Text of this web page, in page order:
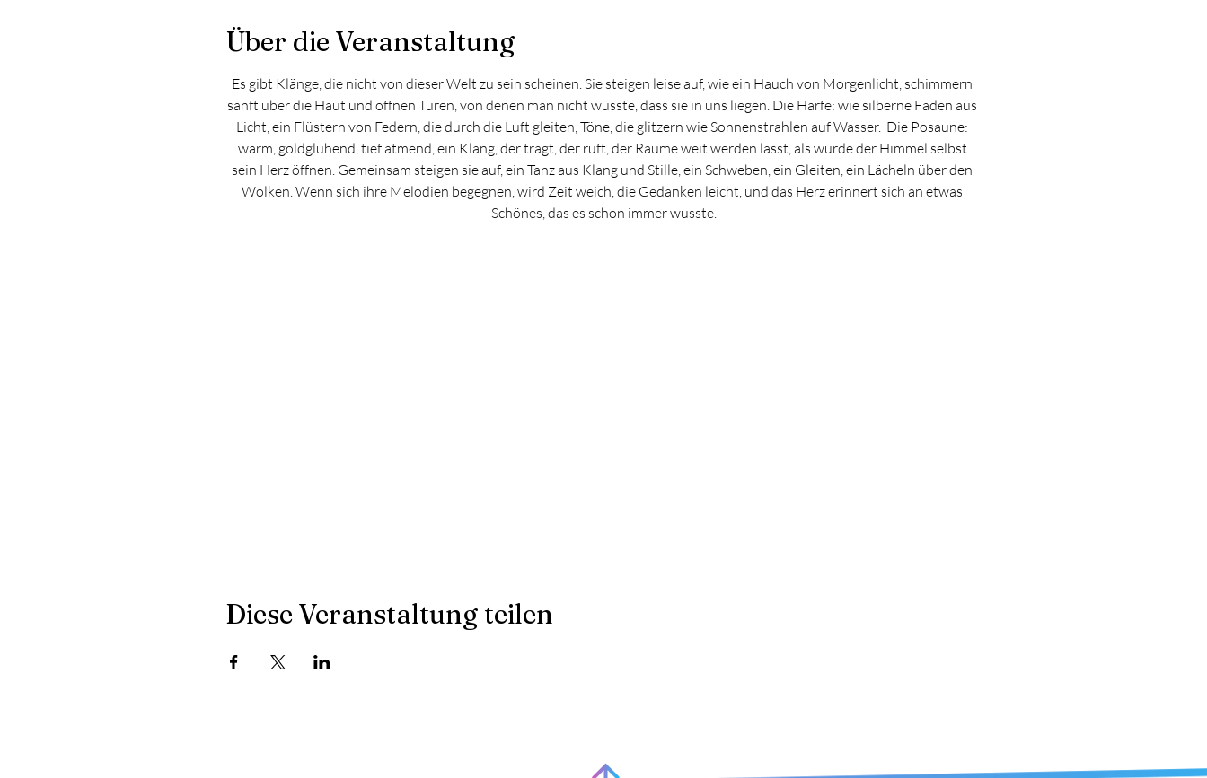
Über die Veranstaltung
Es gibt Klänge, die nicht von dieser Welt zu sein scheinen. Sie steigen leise auf, wie ein Hauch von Morgenlicht, schimmern
sanft über die Haut und öffnen Türen, von denen man nicht wusste, dass sie in uns liegen. Die Harfe: wie silberne Fäden aus
Licht, ein Flüstern von Federn, die durch die Luft gleiten, Töne, die glitzern wie Sonnenstrahlen auf Wasser.  Die Posaune:
warm, goldglühend, tief atmend, ein Klang, der trägt, der ruft, der Räume weit werden lässt, als würde der Himmel selbst
sein Herz öffnen. Gemeinsam steigen sie auf, ein Tanz aus Klang und Stille, ein Schweben, ein Gleiten, ein Lächeln über den
Wolken. Wenn sich ihre Melodien begegnen, wird Zeit weich, die Gedanken leicht, und das Herz erinnert sich an etwas
Schönes, das es schon immer wusste.
Diese Veranstaltung teilen